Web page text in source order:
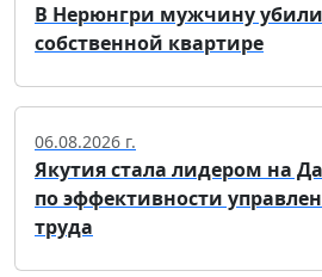
В Нерюнгри мужчину
собственной квартире
06.08.2026 г.
Якутия стала лидером на
по эффективности
труда